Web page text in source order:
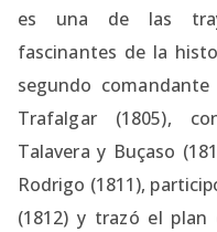
es una de las
fascinantes de la
segundo
Trafalgar (1805),
Talavera y Buçaso
Rodrigo (1811),
(1812) y trazó el plan